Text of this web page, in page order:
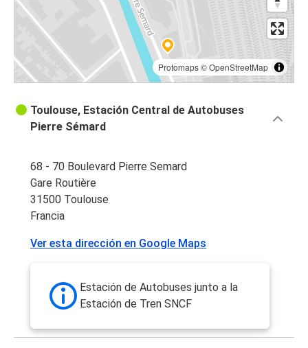
Protomaps©OpenStreetMap
Toulouse, Estación Central de Autobuses
Pierre Sémard
68 - 70 Boulevard Pierre Semard
Gare Routière
31500 Toulouse
Francia
Ver esta dirección en Google Maps
Estación de Autobuses junto a la
Estación de Tren SNCF